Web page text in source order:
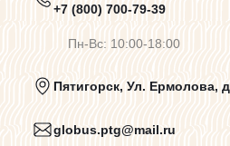
Предупреждения о
Политика конфиденциальности
Пользовательское соглашение
+7 (800) 700-79-39
Пн-Вс: 10:00-18:00
Пятигорск, Ул. Ермолова,
globus.ptg@mail.ru